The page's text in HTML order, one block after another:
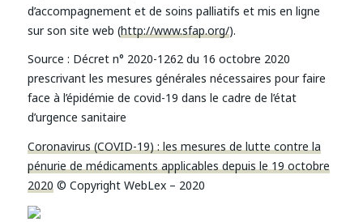
d’accompagnement et de soins palliatifs et mis en ligne
sur son site web (http://www.sfap.org/).
Source : Décret n° 2020-1262 du 16 octobre 2020
prescrivant les mesures générales nécessaires pour faire
face à l’épidémie de covid-19 dans le cadre de l’état
d’urgence sanitaire
Coronavirus (COVID-19) : les mesures de lutte contre la
pénurie de médicaments applicables depuis le 19 octobre
2020© Copyright WebLex – 2020